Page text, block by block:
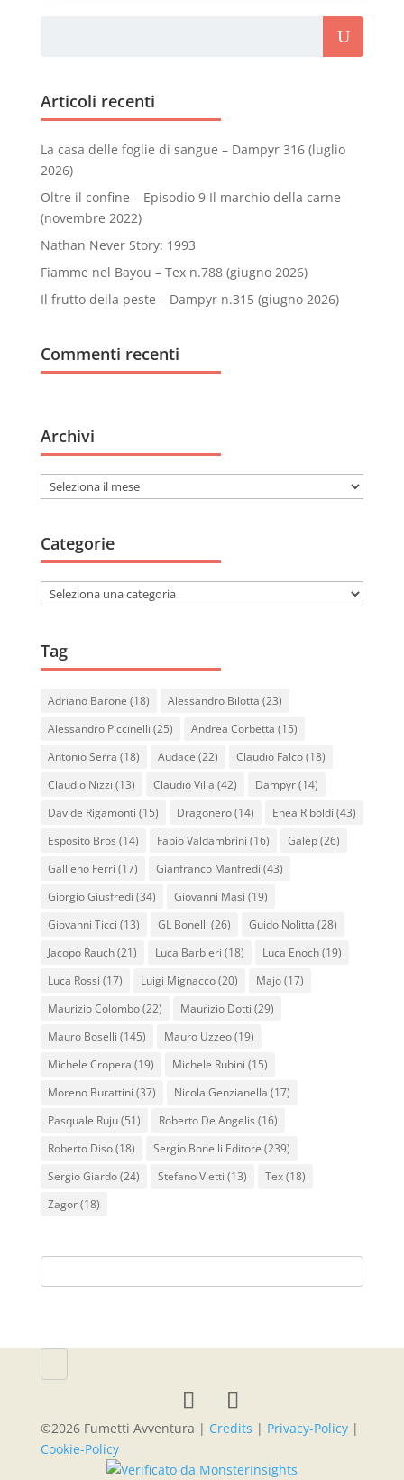
Articoli recenti
La casa delle foglie di sangue – Dampyr 316 (luglio
2026)
Oltre il confine – Episodio 9 Il marchio della carne
(novembre 2022)
Nathan Never Story: 1993
Fiamme nel Bayou – Tex n.788 (giugno 2026)
Il frutto della peste – Dampyr n.315 (giugno 2026)
Commenti recenti
Archivi
Archivi
Categorie
Categorie
Tag
Adriano Barone (18) Alessandro Bilotta (23)
Alessandro Piccinelli (25) Andrea Corbetta (15)
Antonio Serra (18) Audace (22) Claudio Falco(18)
Claudio Nizzi (13) Claudio Villa (42) Dampyr(14)
Davide Rigamonti (15) Dragonero(14) Enea Riboldi (43)
Esposito Bros (14) Fabio Valdambrini (16) Galep(26)
Gallieno Ferri (17) Gianfranco Manfredi (43)
Giorgio Giusfredi (34) Giovanni Masi (19)
Giovanni Ticci (13) GL Bonelli (26) Guido Nolitta (28)
Jacopo Rauch(21) Luca Barbieri (18) Luca Enoch(19)
Luca Rossi (17) Luigi Mignacco(20) Majo(17)
Maurizio Colombo(22) Maurizio Dotti (29)
Mauro Boselli (145) Mauro Uzzeo(19)
Michele Cropera (19) Michele Rubini (15)
Moreno Burattini (37) Nicola Genzianella (17)
Pasquale Ruju(51) Roberto De Angelis (16)
Roberto Diso(18) Sergio Bonelli Editore (239)
Sergio Giardo(24) Stefano Vietti (13) Tex(18)
Zagor(18)
©2026Fumetti Avventura | Credits | Privacy-Policy|
Cookie-Policy